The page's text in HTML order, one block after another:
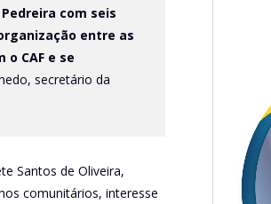
com seis
entre as
CAF e se
secretário da
Santos de Oliveira,
comunitários, interesse